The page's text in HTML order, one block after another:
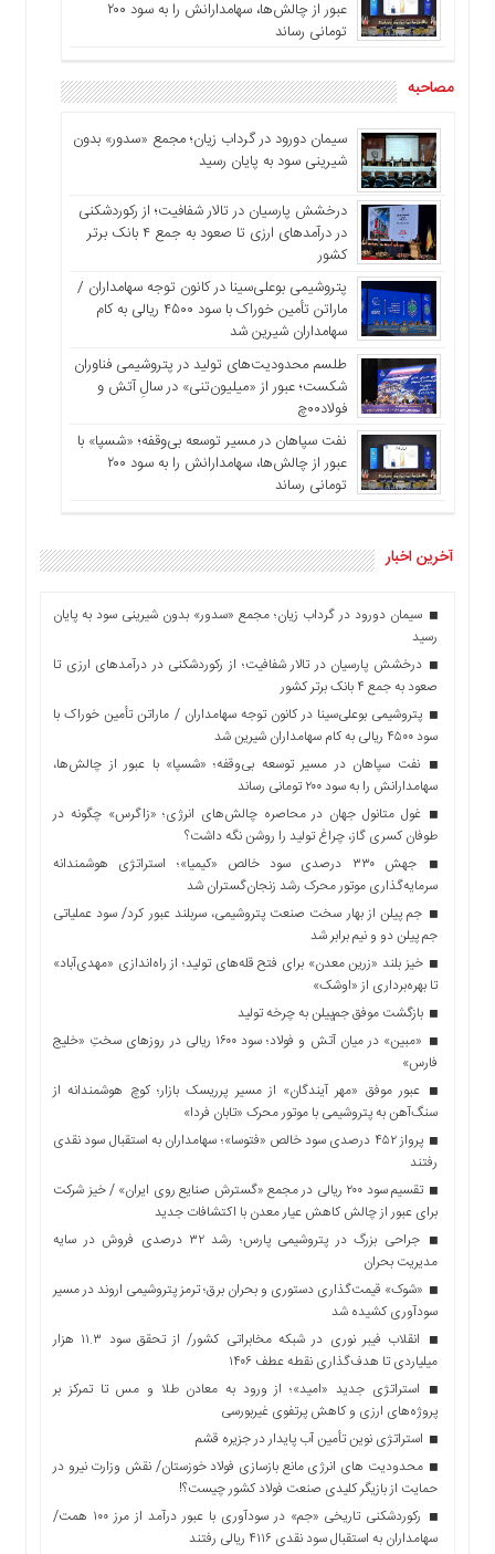
عبور از چالش‌ها، سهامدارانش را به سود ۲۰۰
تومانی رساند
مصاحبه
سیمان دورود در گرداب زیان؛ مجمع «سدور» بدون
شیرینی سود به پایان رسید
درخشش پارسیان در تالار شفافیت؛ از رکوردشکنی
در درآمدهای ارزی تا صعود به جمع ۴ بانک برتر
کشور
پتروشیمی بوعلی‌سینا در کانون توجه سهامداران /
ماراتن تأمین خوراک با سود ۴۵۰۰ ریالی به کام
سهامداران شیرین شد
طلسم محدودیت‌های تولید در پتروشیمی فناوران
شکست؛ عبور از «میلیون‌تنی» در سالِ آتش و
فولاد۰۰چ
نفت سپاهان در مسیر توسعه بی‌وقفه؛ «شسپا» با
عبور از چالش‌ها، سهامدارانش را به سود ۲۰۰
تومانی رساند
آخرین اخبار
سیمان دورود در گرداب زیان؛ مجمع «سدور» بدون شیرینی سود به پایان
رسید
درخشش پارسیان در تالار شفافیت؛ از رکوردشکنی در درآمدهای ارزی تا
صعود به جمع ۴ بانک برتر کشور
پتروشیمی بوعلی‌سینا در کانون توجه سهامداران / ماراتن تأمین خوراک با
سود ۴۵۰۰ ریالی به کام سهامداران شیرین شد
نفت سپاهان در مسیر توسعه بی‌وقفه؛ «شسپا» با عبور از چالش‌ها،
سهامدارانش را به سود ۲۰۰ تومانی رساند
غول متانول جهان در محاصره چالش‌های انرژی؛ «زاگرس» چگونه در
طوفان کسری گاز، چراغ تولید را روشن نگه داشت؟
جهش ۳۳۰ درصدی سود خالص «کیمیا»؛ استراتژی هوشمندانه
سرمایه‌گذاری موتور محرک رشد زنجان‌گستران شد
جم پیلن از بهار سخت صنعت پتروشیمی، سربلند عبور کرد/ سود عملیاتی
جم پیلن دو و نیم برابر شد
خیز بلند «زرین معدن» برای فتح قله‌های تولید؛ از راه‌اندازی «مهدی‌آباد»
تا بهره‌برداری از «اوشک»
بازگشت موفق جم‌پیلن به چرخه تولید
«مبین» در میان آتش و فولاد؛ سود ۱۶۰۰ ریالی در روزهای سختِ «خلیج
فارس»
عبور موفق «مهر آیندگان» از مسیر پرریسک بازار؛ کوچ هوشمندانه از
سنگ‌آهن به پتروشیمی با موتور محرک «تابان فردا»
پرواز ۴۵۲ درصدی سود خالص «فتوسا»؛ سهامداران به استقبال سود نقدی
رفتند
تقسیم سود ۲۰۰ ریالی در مجمع «گسترش صنایع روی ایران» / خیز شرکت
برای عبور از چالش کاهش عیار معدن با اکتشافات جدید
جراحی بزرگ در پتروشیمی پارس؛ رشد ۳۲ درصدی فروش در سایه
مدیریت بحران
«شوک» قیمت‌گذاری دستوری و بحران برق؛ ترمز پتروشیمی اروند در مسیر
سودآوری کشیده شد
انقلاب فیبر نوری در شبکه مخابراتی کشور/ از تحقق سود ۱۱.۳ هزار
میلیاردی تا هدف‌گذاری نقطه عطف ۱۴۰۶
استراتژی جدید «امید»؛ از ورود به معادن طلا و مس تا تمرکز بر
پروژه‌های ارزی و کاهش پرتفوی غیربورسی
استراتژی نوین تأمین آب پایدار در جزیره قشم
محدودیت های انرژی مانع بازسازی فولاد خوزستان/ نقش وزارت نیرو در
حمایت از بازیگر کلیدی صنعت فولاد کشور چیست؟!
رکوردشکنی تاریخی «جم» در سودآوری با عبور درآمد از مرز ۱۰۰ همت/
سهامداران به استقبال سود نقدی ۴۱۱۶ ریالی رفتند